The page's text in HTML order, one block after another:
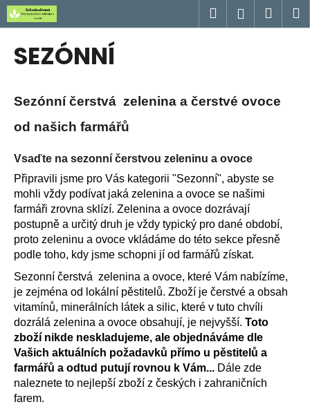
Přejít
na
obsah
Hledat
SEZÓNNÍ
Sezónní čerstvá zelenina a čerstvé ovoce
od našich farmářů
Vsaďte na sezonní čerstvou zeleninu a ovoce
Připravili jsme pro Vás kategorii "Sezonní", abyste se
mohli vždy podívat jaká zelenina a ovoce se našimi
farmáři zrovna sklízí. Zelenina a ovoce dozrávají
postupně a určitý druh je vždy typický pro dané období,
proto zeleninu a ovoce vkládáme do této sekce přesně
podle toho, kdy jsme schopni jí od farmářů získat.
Sezonní čerstvá zelenina a ovoce, které Vám nabízíme,
je zejména od lokální pěstitelů. Zboží je čerstvé a obsah
vitamínů, minerálních látek a silic, které v tuto chvíli
dozrálá zelenina a ovoce obsahují, je nejvyšší. Toto
zboží nikde neskladujeme, ale objednáváme dle
Vašich aktuálních požadavků přímo u pěstitelů a
farmářů a odtud putují rovnou k Vám... Dále zde
naleznete to nejlepší zboží z českých i zahraničních
farem.
K
o
o
p
o
ř
e
b
u
j
e
t
e
n
a
j
í
t
?